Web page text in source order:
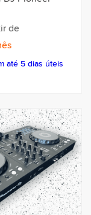
de
até 5 dias úteis